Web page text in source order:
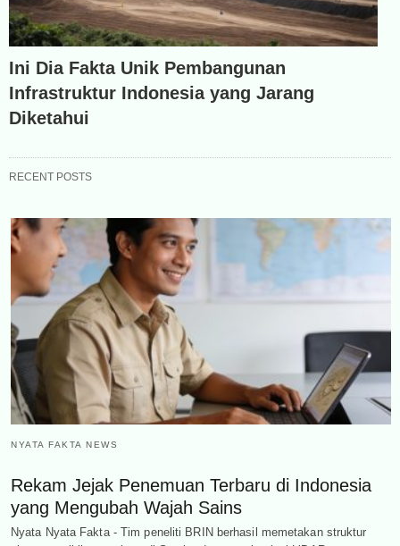
Ini Dia Fakta Unik Pembangunan
Infrastruktur Indonesia yang Jarang
Diketahui
RECENT POSTS
NYATA FAKTA NEWS
Rekam Jejak Penemuan Terbaru di Indonesia
yang Mengubah Wajah Sains
Nyata Nyata Fakta - Tim peneliti BRIN berhasil memetakan struktur